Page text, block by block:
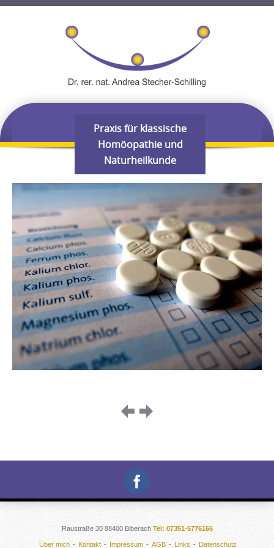
content
MENU
Praxis für klassische
Homöopathie und
Naturheilkunde
Raustraße 30 88400 Biberach Tel: 07351-5776166
Über mich Kontakt Impressum AGB Links Datenschutz